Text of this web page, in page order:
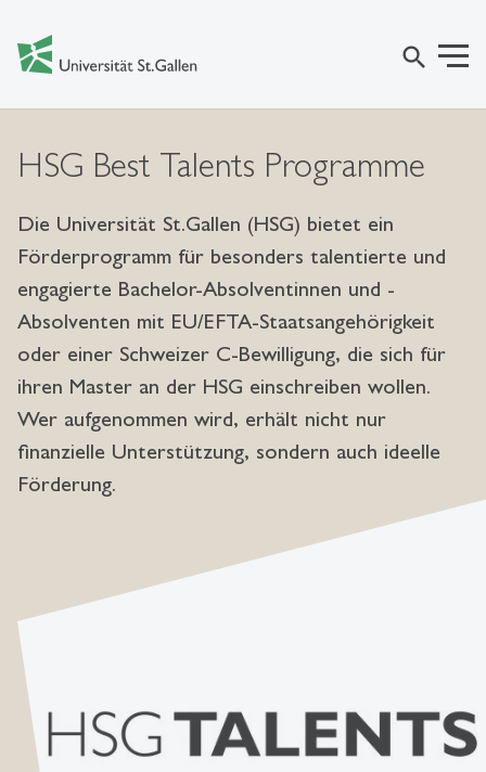
search
HSG Best Talents Programme
Die Universität St.Gallen (HSG) bietet ein
Förderprogramm für besonders talentierte und
engagierte Bachelor-Absolventinnen und -
Absolventen mit EU/EFTA-Staatsangehörigkeit
oder einer Schweizer C-Bewilligung, die sich für
ihren Master an der HSG einschreiben wollen.
Wer aufgenommen wird, erhält nicht nur
finanzielle Unterstützung, sondern auch ideelle
Förderung.